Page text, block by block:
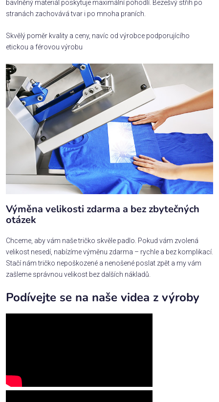
bavlněný materiál poskytuje maximální pohodlí. Bezešvý střih po
stranách zachovává tvar i po mnoha praních.
Skvělý poměr kvality a ceny, navíc od výrobce podporujícího
etickou a férovou výrobu
Výměna velikosti zdarma a bez zbytečných
otázek
Chceme, aby vám naše tričko skvěle padlo. Pokud vám zvolená
velikost nesedí, nabízíme výměnu zdarma – rychle a bez komplikací.
Stačí nám tričko nepoškozené a nenošené poslat zpět a my vám
zašleme správnou velikost bez dalších nákladů.
Podívejte se na naše videa z výroby